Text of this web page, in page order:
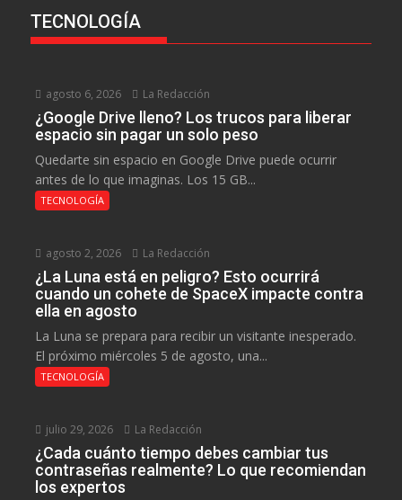
TECNOLOGÍA
agosto 6, 2026 La Redacción
¿Google Drive lleno? Los trucos para liberar
espacio sin pagar un solo peso
Quedarte sin espacio en Google Drive puede ocurrir
antes de lo que imaginas. Los 15 GB...
TECNOLOGÍA
agosto 2, 2026 La Redacción
¿La Luna está en peligro? Esto ocurrirá
cuando un cohete de SpaceX impacte contra
ella en agosto
La Luna se prepara para recibir un visitante inesperado.
El próximo miércoles 5 de agosto, una...
TECNOLOGÍA
julio 29, 2026 La Redacción
¿Cada cuánto tiempo debes cambiar tus
contraseñas realmente? Lo que recomiendan
los expertos